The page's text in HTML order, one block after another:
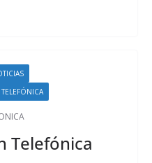
Telefónica